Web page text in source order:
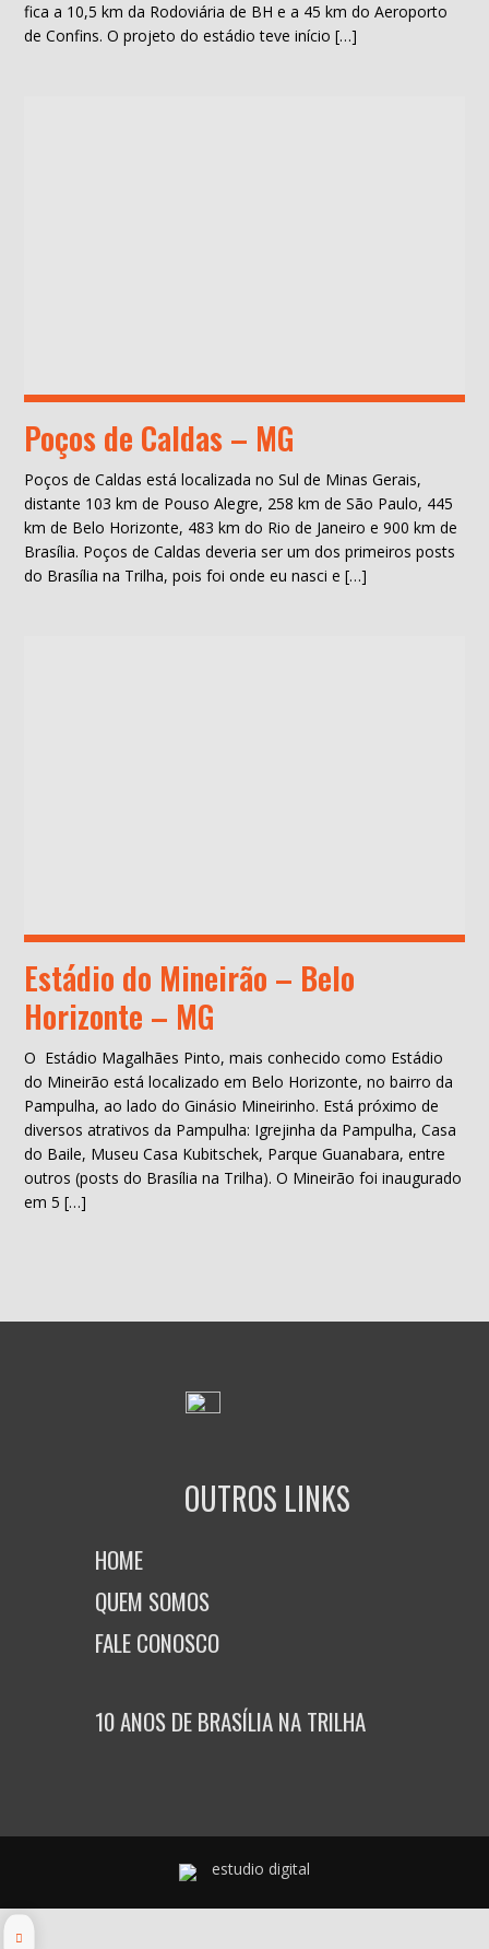
fica a 10,5 km da Rodoviária de BH e a 45 km do Aeroporto
de Confins. O projeto do estádio teve início […]
Poços de Caldas – MG
Poços de Caldas está localizada no Sul de Minas Gerais,
distante 103 km de Pouso Alegre, 258 km de São Paulo, 445
km de Belo Horizonte, 483 km do Rio de Janeiro e 900 km de
Brasília. Poços de Caldas deveria ser um dos primeiros posts
do Brasília na Trilha, pois foi onde eu nasci e […]
Estádio do Mineirão – Belo
Horizonte – MG
O Estádio Magalhães Pinto, mais conhecido como Estádio
do Mineirão está localizado em Belo Horizonte, no bairro da
Pampulha, ao lado do Ginásio Mineirinho. Está próximo de
diversos atrativos da Pampulha: Igrejinha da Pampulha, Casa
do Baile, Museu Casa Kubitschek, Parque Guanabara, entre
outros (posts do Brasília na Trilha). O Mineirão foi inaugurado
em 5 […]
OUTROS LINKS
HOME
QUEM SOMOS
FALE CONOSCO
10 ANOS DE BRASÍLIA NA TRILHA
estudio digital